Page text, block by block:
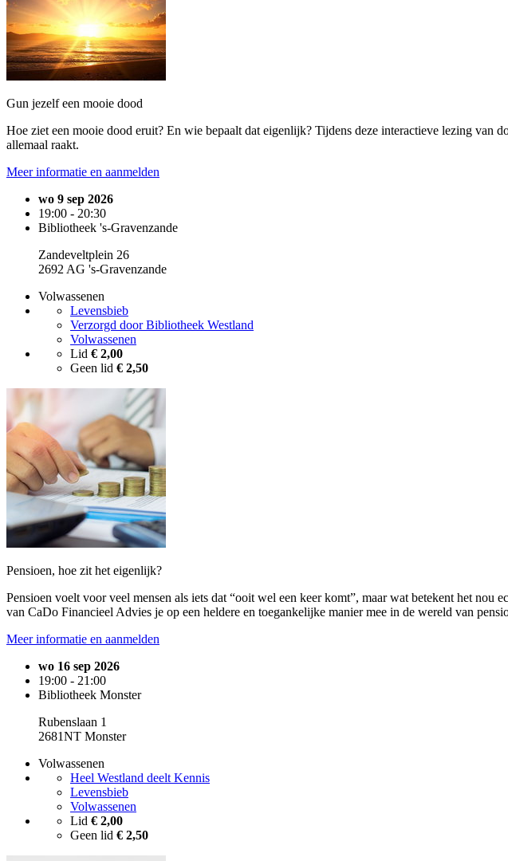
Gun jezelf een mooie dood
Hoe ziet een mooie dood eruit? En wie bepaalt dat eigenlijk? Tijdens deze interactieve lezing van
allemaal raakt.
Meer informatie en aanmelden
wo 9 sep 2026
19:00 - 20:30
Bibliotheek 's-Gravenzande
Zandeveltplein 26
2692 AG 's-Gravenzande
Volwassenen
Levensbieb
Verzorgd door Bibliotheek Westland
Volwassenen
Lid € 2,00
Geen lid € 2,50
Pensioen, hoe zit het eigenlijk?
Pensioen voelt voor veel mensen als iets dat “ooit wel een keer komt”, maar wat betekent het
van CaDo Financieel Advies je op een heldere en toegankelijke manier mee in de wereld van
Meer informatie en aanmelden
wo 16 sep 2026
19:00 - 21:00
Bibliotheek Monster
Rubenslaan 1
2681NT Monster
Volwassenen
Heel Westland deelt Kennis
Levensbieb
Volwassenen
Lid € 2,00
Geen lid € 2,50